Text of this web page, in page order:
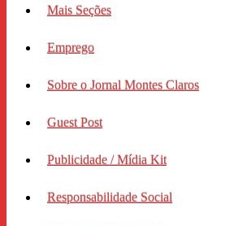
Mais Seções
Emprego
Sobre o Jornal Montes Claros
Guest Post
Publicidade / Mídia Kit
Responsabilidade Social